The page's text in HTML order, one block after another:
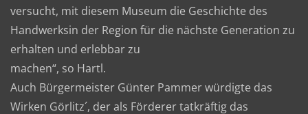
versucht, mit diesem Museum die Geschichte des
Handwerksin der Region für die nächste Generation zu
erhalten und erlebbar zu
machen“, so Hartl.
Auch Bürgermeister Günter Pammer würdigte das
Wirken Görlitz´, der als Förderer tatkräftig das